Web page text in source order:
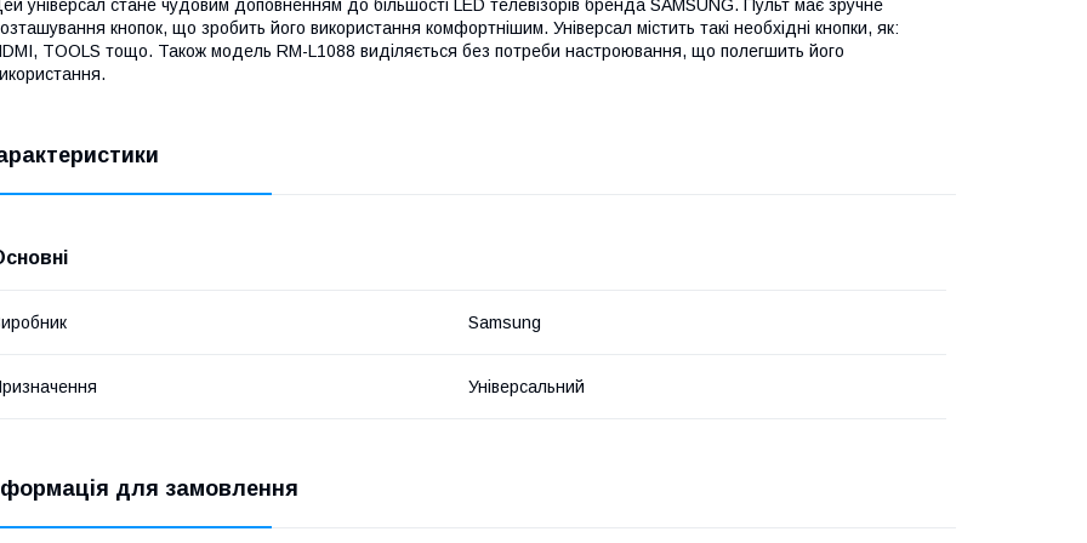
універсал стане чудовим доповненням до більшості LED телевізорів бренда SAMSUNG. Пульт має зручне
кнопок, що зробить його використання комфортнішим. Універсал містить такі необхідні кнопки, як:
TOOLS тощо. Також модель RM-L1088 виділяється без потреби настроювання, що полегшить його
Samsung
Універсальний
для замовлення